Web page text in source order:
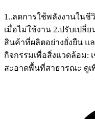
1..ลดการใช้พลังงานใน
เมื่อไม่ใช้งาน 2.ปรับเปลี่
สินค้าที่ผลิตอย่างยั่งยืน แ
กิจกรรมเพื่อสิ่งแวดล้อม:
สะอาดพื้นที่สาธารณะ ดูเ